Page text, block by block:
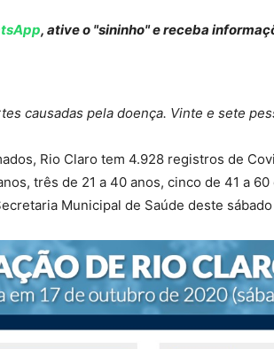
, ative o "sininho" e receba
causadas pela doença. Vinte e sete
Rio Claro tem 4.928 registros de
três de 21 a 40 anos, cinco de 41 a 60
Municipal de Saúde deste sábado